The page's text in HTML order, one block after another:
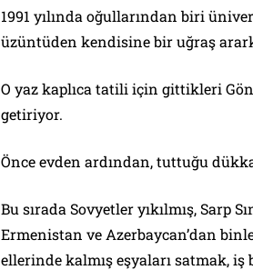
1991 yılında oğullarından biri
üzüntüden kendisine bir uğraş
O yaz kaplıca tatili için gittikleri
getiriyor.
Önce evden ardından, tuttuğu
Bu sırada Sovyetler yıkılmış, Sarp
Ermenistan ve Azerbaycan’dan
ellerinde kalmış eşyaları satmak,